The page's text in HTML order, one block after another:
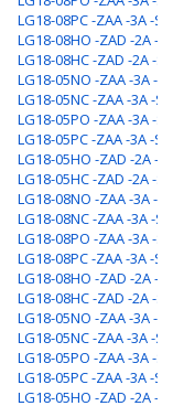
LG18-08PC -ZAA -3A -
LG18-08HO -ZAD -2A -
LG18-08HC -ZAD -2A -
LG18-05NO -ZAA -3A -
LG18-05NC -ZAA -3A -
LG18-05PO -ZAA -3A -
LG18-05PC -ZAA -3A -
LG18-05HO -ZAD -2A -
LG18-05HC -ZAD -2A -
LG18-08NO -ZAA -3A -
LG18-08NC -ZAA -3A -
LG18-08PO -ZAA -3A -
LG18-08PC -ZAA -3A -
LG18-08HO -ZAD -2A -
LG18-08HC -ZAD -2A -
LG18-05NO -ZAA -3A -
LG18-05NC -ZAA -3A -
LG18-05PO -ZAA -3A -
LG18-05PC -ZAA -3A -
LG18-05HO -ZAD -2A -